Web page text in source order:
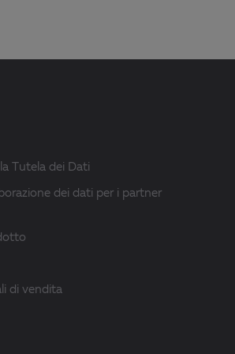
Tutela dei Dati
dei dati per i partner
di vendita